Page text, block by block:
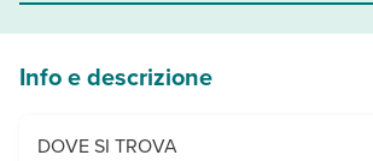
Info e descrizione
DOVE SI TROVA